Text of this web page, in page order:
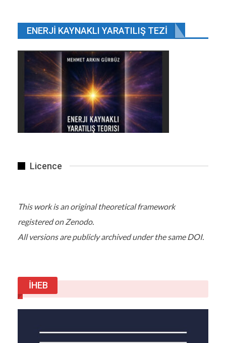
SOSYAL
ENERJI KAYNAKLI YARATILIŞ TEZI
Licence
This work is an original theoretical framework
registered on Zenodo.
All versions are publicly archived under the same DOI.
İHEB